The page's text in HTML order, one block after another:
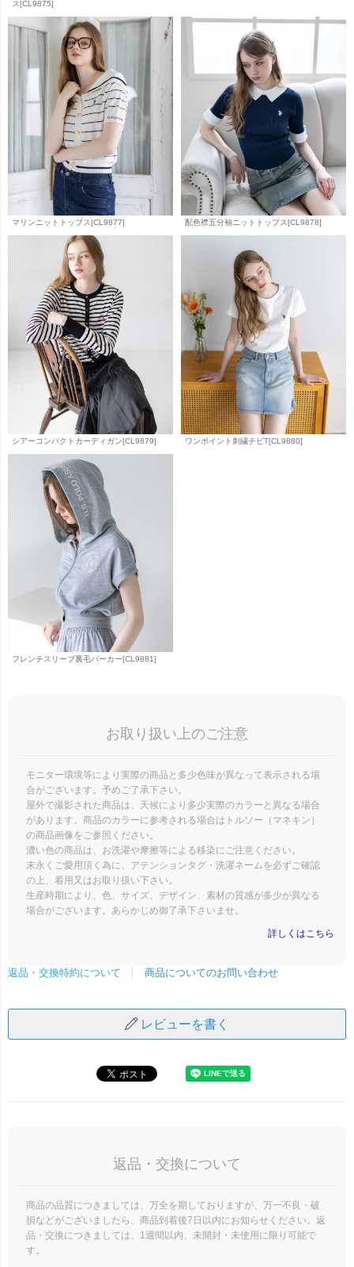
ス[CL9875]
マリンニットトップス[CL9877] 配色襟五分袖ニットトップス[CL9878]
シアーコンパクトカーディガン[CL9879] ワンポイント刺繍チビT[CL9880]
フレンチスリーブ裏毛パーカー[CL9881]
お取り扱い上のご注意
モニター環境等により実際の商品と多少色味が異なって表示される場
合がございます。予めご了承下さい。
屋外で撮影された商品は、天候により多少実際のカラーと異なる場合
があります。商品のカラーに参考される場合はトルソー（マネキン）
の商品画像をご参照ください。
濃い色の商品は、お洗濯や摩擦等による移染にご注意ください。
末永くご愛用頂く為に、アテンションタグ・洗濯ネームを必ずご確認
の上、着用又はお取り扱い下さい。
生産時期により、色、サイズ、デザイン、素材の質感が多少が異なる
場合がございます。あらかじめ御了承下さいませ。
詳しくはこちら
返品・交換特約について 商品についてのお問い合わせ
レビューを書く
返品・交換について
商品の品質につきましては、万全を期しておりますが、万一不良・破
損などがございましたら、商品到着後7日以内にお知らせください。返
品・交換につきましては、1週間以内、未開封・未使用に限り可能で
す。